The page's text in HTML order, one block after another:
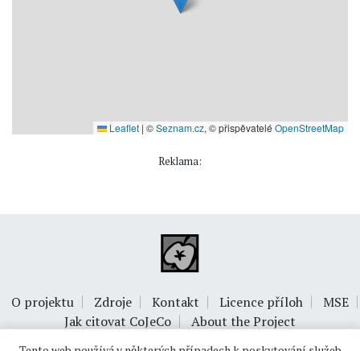
Leaflet | ©Seznam.cz, © přispěvatelé OpenStreetMap
Reklama:
O projektu Zdroje Kontakt Licence příloh
MSE
Jak citovat CoJeCo
About the Project